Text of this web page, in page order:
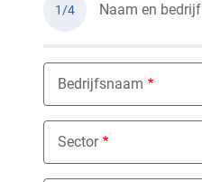
1/4 Naam en bedrijf
Bedrijfsnaam
Sector
Nothing selected